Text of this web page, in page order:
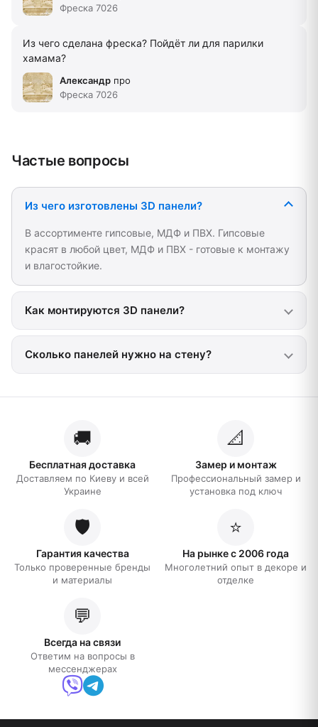
Фреска 7026
Из чего сделана фреска? Пойдёт ли для парилки
хамама?
Александр про
Фреска 7026
Частые вопросы
Из чего изготовлены 3D панели?
В ассортименте гипсовые, МДФ и ПВХ. Гипсовые
красят в любой цвет, МДФ и ПВХ - готовые к монтажу
и влагостойкие.
Как монтируются 3D панели?
Сколько панелей нужно на стену?
🚚
Бесплатная доставка
Доставляем по Киеву и всей
Украине
📐
Замер и монтаж
Профессиональный замер и
установка под ключ
🛡️
Гарантия качества
Только проверенные бренды
и материалы
⭐
На рынке с 2006 года
Многолетний опыт в декоре и
отделке
💬
Всегда на связи
Ответим на вопросы в
мессенджерах